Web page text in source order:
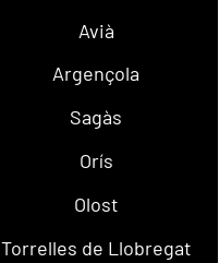
Avià
Argençola
Sagàs
Orís
Olost
Torrelles de Llobregat